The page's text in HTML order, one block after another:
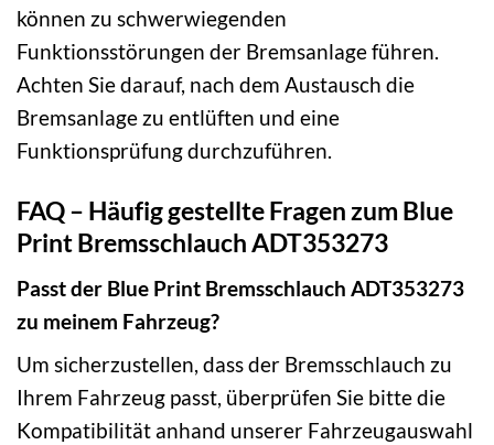
können zu schwerwiegenden
Funktionsstörungen der Bremsanlage führen.
Achten Sie darauf, nach dem Austausch die
Bremsanlage zu entlüften und eine
Funktionsprüfung durchzuführen.
FAQ – Häufig gestellte Fragen zum Blue
Print Bremsschlauch ADT353273
Passt der Blue Print Bremsschlauch ADT353273
zu meinem Fahrzeug?
Um sicherzustellen, dass der Bremsschlauch zu
Ihrem Fahrzeug passt, überprüfen Sie bitte die
Kompatibilität anhand unserer Fahrzeugauswahl